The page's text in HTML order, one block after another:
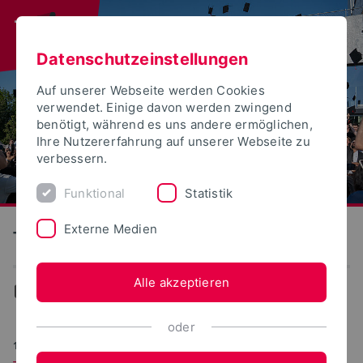
Technische Hochschule Ostwestfalen-Lippe
14.04.2025
Datenschutzeinstellungen
Auf unserer Webseite werden Cookies
verwendet. Einige davon werden zwingend
benötigt, während es uns andere ermöglichen,
Ihre Nutzererfahrung auf unserer Webseite zu
verbessern.
Funktional Statistik
Externe Medien
Alle akzeptieren
oder